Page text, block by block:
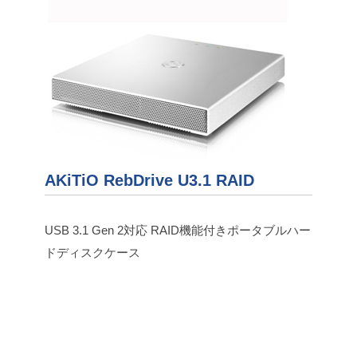
AKiTiO RebDrive U3.1 RAID
USB 3.1 Gen 2対応 RAID機能付きポータブルハー
ドディスクケース